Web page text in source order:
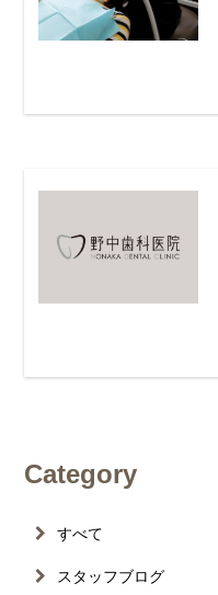
Category
すべて
スタッフブログ